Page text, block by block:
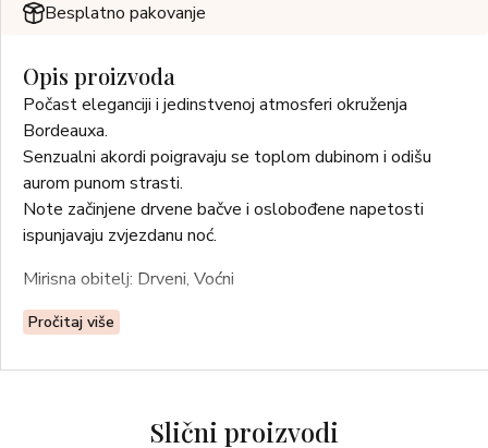
Besplatno pakovanje
Opis proizvoda
Počast eleganciji i jedinstvenoj atmosferi okruženja
Bordeauxa.
Senzualni akordi poigravaju se toplom dubinom i odišu
aurom punom strasti.
Note začinjene drvene bačve i oslobođene napetosti
ispunjavaju zvjezdanu noć.
Mirisna obitelj: Drveni, Voćni
Gornje note: kardamom, gvatemalski bergamot, jabuka
Note srca: Kadulja, Ruža, Jasmin
Pročitaj više
Slični proizvodi